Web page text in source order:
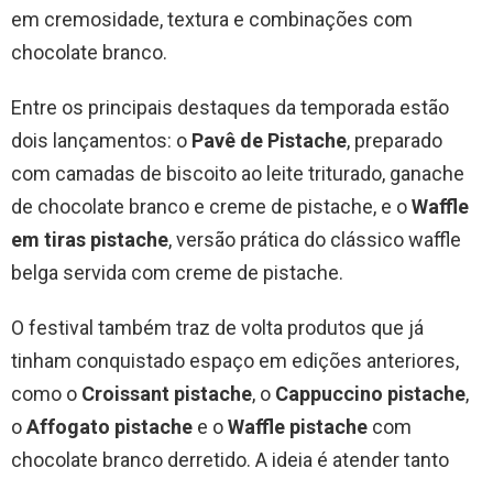
em cremosidade, textura e combinações com
chocolate branco.
Entre os principais destaques da temporada estão
dois lançamentos: o Pavê de Pistache, preparado
com camadas de biscoito ao leite triturado, ganache
de chocolate branco e creme de pistache, e oWaffle
em tiras pistache, versão prática do clássico waffle
belga servida com creme de pistache.
O festival também traz de volta produtos que já
tinham conquistado espaço em edições anteriores,
como o Croissant pistache, o Cappuccino pistache,
oAffogato pistache e oWaffle pistache com
chocolate branco derretido. A ideia é atender tanto